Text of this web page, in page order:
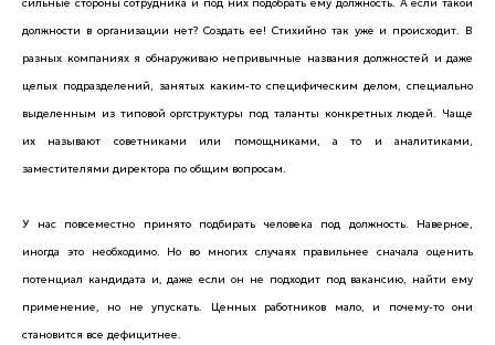
должности в организации нет? Создать ее! Стихийно так уже и происходит. В
разных компаниях я обнаруживаю непривычные названия должностей и даже
целых подразделений, занятых каким-то специфическим делом, специально
выделенным из типовой оргструктуры под таланты конкретных людей. Чаще
их называют советниками или помощниками, а то и аналитиками,
заместителями директора по общим вопросам.
У нас повсеместно принято подбирать человека под должность. Наверное,
иногда это необходимо. Но во многих случаях правильнее сначала оценить
потенциал кандидата и, даже если он не подходит под вакансию, найти ему
применение, но не упускать. Ценных работников мало, и почему-то они
становится все дефицитнее.